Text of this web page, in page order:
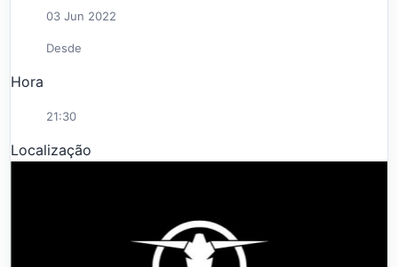
03 Jun 2022
Desde
Hora
21:30
Localização